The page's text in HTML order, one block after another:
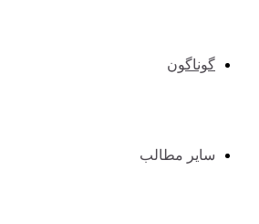
گوناگون
سایر مطالب